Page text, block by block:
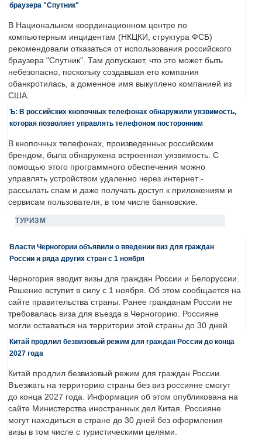
браузера "Спутник"
В Национальном координационном центре по
компьютерным инцидентам (НКЦКИ, структура ФСБ)
рекомендовали отказаться от использования российского
браузера "Спутник". Там допускают, что это может быть
небезопасно, поскольку создавшая его компания
обанкротилась, а доменное имя выкуплено компанией из
США.
Ъ: В российских кнопочных телефонах обнаружили уязвимость,
которая позволяет управлять телефоном посторонним
В кнопочных телефонах, произведенных российским
брендом, была обнаружена встроенная уязвимость. С
помощью этого программного обеспечения можно
управлять устройством удаленно через интернет -
рассылать спам и даже получать доступ к приложениям и
сервисам пользователя, в том числе банковские.
ТУРИЗМ
Власти Черногории объявили о введении виз для граждан
России и ряда других стран с 1 ноября
Черногория вводит визы для граждан России и Белоруссии.
Решение вступит в силу с 1 ноября. Об этом сообщается на
сайте правительства страны. Ранее гражданам России не
требовалась виза для въезда в Черногорию. Россияне
могли оставаться на территории этой страны до 30 дней.
Китай продлил безвизовый режим для граждан России до конца
2027 года
Китай продлил безвизовый режим для граждан России.
Въезжать на территорию страны без виз россияне смогут
до конца 2027 года. Информация об этом опубликована на
сайте Министерства иностранных дел Китая. Россияне
могут находиться в стране до 30 дней без оформления
визы в том числе с туристическими целями.